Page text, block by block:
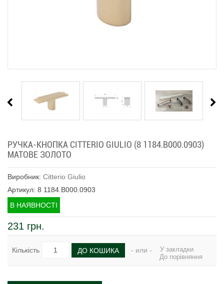
РУЧКА-КНОПКА CITTERIO GIULIO (8 1184.B000.0903)
МАТОВЕ ЗОЛОТО
Виробник: Citterio Giulio
Артикул: 8 1184.B000.0903
В НАЯВНОСТІ
231 грн.
Кількість ДО КОШИКА - или -
У закладки
До порівняння